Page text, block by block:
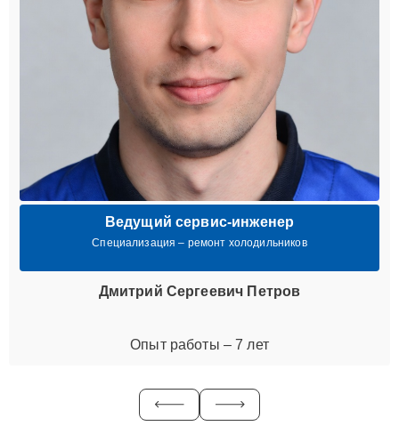
Ведущий сервис-инженер
Специализация – ремонт холодильников
Дмитрий Сергеевич Петров
Опыт работы – 7 лет